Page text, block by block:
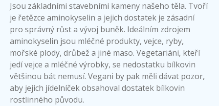
Jsou základními stavebními kameny našeho těla. Tvoří
je řetězce aminokyselin a jejich dostatek je zásadní
pro správný růst a vývoj buněk. Ideálním zdrojem
aminokyselin jsou mléčné produkty, vejce, ryby,
mořské plody, drůbež a jiné maso. Vegetariáni, kteří
jedí vejce a mléčné výrobky, se nedostatku bílkovin
většinou bát nemusí. Vegani by pak měli dávat pozor,
aby jejich jídelníček obsahoval dostatek bílkovin
rostlinného původu.